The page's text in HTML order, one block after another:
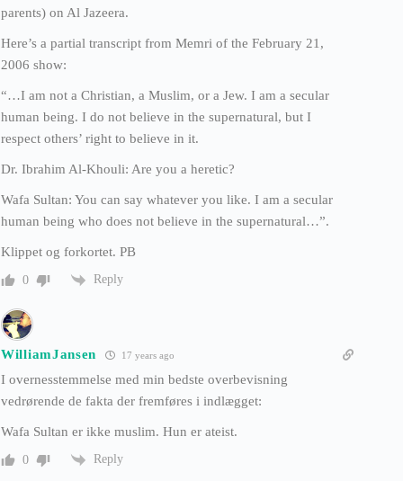
parents) on Al Jazeera.
Here’s a partial transcript from Memri of the February 21,
2006 show:
“…I am not a Christian, a Muslim, or a Jew. I am a secular
human being. I do not believe in the supernatural, but I
respect others’ right to believe in it.
Dr. Ibrahim Al-Khouli: Are you a heretic?
Wafa Sultan: You can say whatever you like. I am a secular
human being who does not believe in the supernatural…”.
Klippet og forkortet. PB
0 Reply
WilliamJansen 17 years ago
I overnesstemmelse med min bedste overbevisning
vedrørende de fakta der fremføres i indlægget:
Wafa Sultan er ikke muslim. Hun er ateist.
0 Reply